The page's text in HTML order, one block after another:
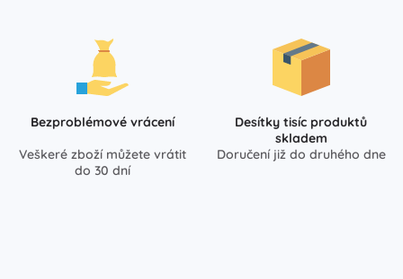
Bezproblémové vrácení
Veškeré zboží můžete vrátit
do 30 dní
Desítky tisíc produktů
skladem
Doručení již do druhého dne